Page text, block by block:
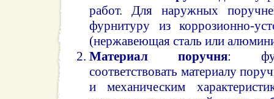
работ. Для наружных
фурнитуру из коррозионно-
(нержавеющая сталь или
Материал поручня:
соответствовать материалу
и механическим